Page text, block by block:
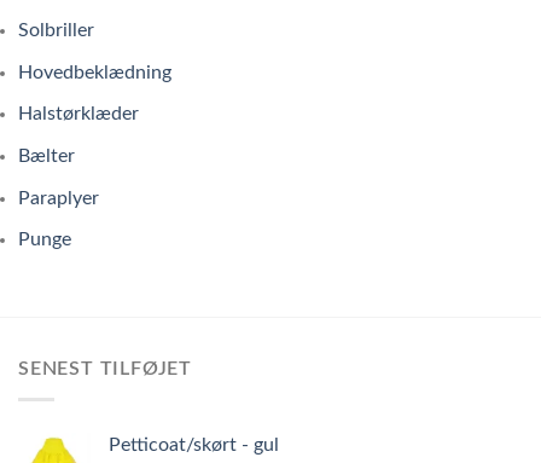
Solbriller
Hovedbeklædning
Halstørklæder
Bælter
Paraplyer
Punge
SENEST TILFØJET
Petticoat/skørt - gul